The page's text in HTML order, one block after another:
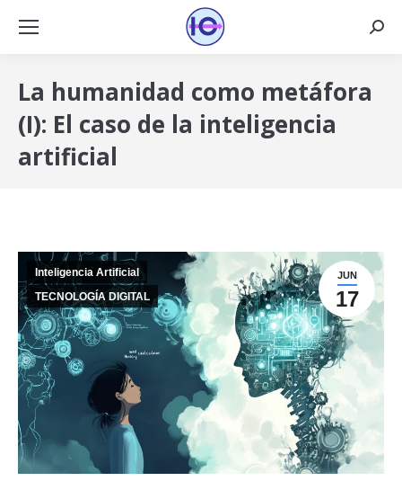
La humanidad como metáfora
(I): El caso de la inteligencia
artificial
JUN
17
Inteligencia Artificial
TECNOLOGÍA DIGITAL